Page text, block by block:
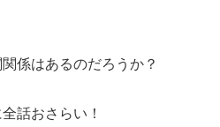
係はあるのだろうか？
話おさらい！